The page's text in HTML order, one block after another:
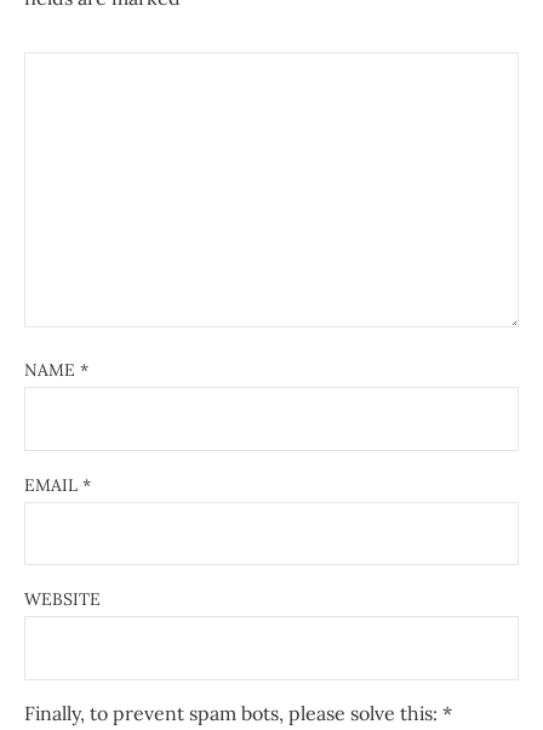
NAME *
EMAIL *
WEBSITE
Finally, to prevent spam bots, please solve this: *